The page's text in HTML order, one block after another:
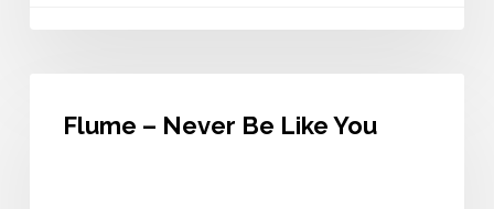
NeverFlume – Never Be Like You